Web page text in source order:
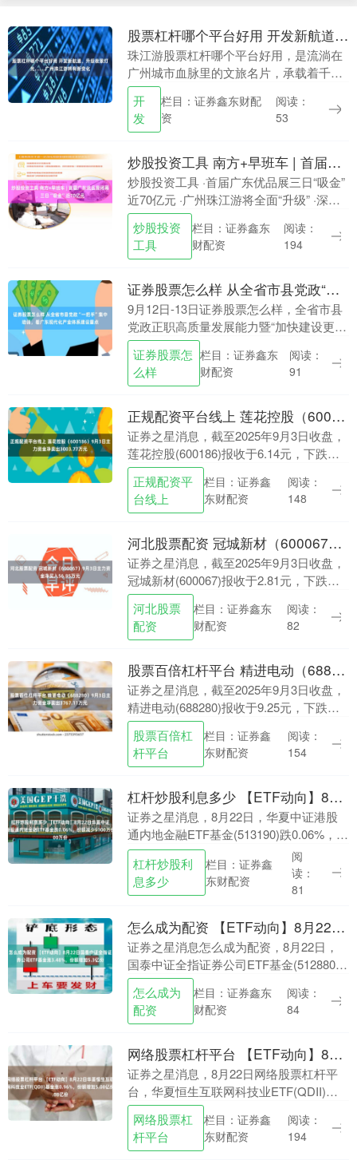
股票杠杆哪个平台好用 开发新航道、升级夜景灯光……广州珠江游将有新变化
珠江游股票杠杆哪个平台好用，是流淌在
广州城市血脉里的文旅名片，承载着千年
商都的烟火气与新时代的活力。为进一步
加强珠江游的顶层设计与制度保障，近
日，广州市通过《广....
开
发
栏目：证券鑫东财配
资
阅读：
53
炒股投资工具 南方+早班车 | 首届广东优品展闭幕，三日“吸金”近70亿元
炒股投资工具 ·首届广东优品展三日“吸金”
近70亿元 ·广州珠江游将全面“升级” ·深圳
地铁16号线二期本月底开通 ·西贝创始人
贾国龙道歉 ·中美在西班牙马德里....
炒股投资
工具
栏目：证券鑫东
财配资
阅读：
194
证券股票怎么样 从全省市县党政“一把手”集中培训，看广东现代化产业体系建设重点
9月12日-13日证券股票怎么样，全省市县
党政正职高质量发展能力暨“加快建设更具
国际竞争力的现代化产业体系”专题培训班
在广州举行。 这场培训的主题，直指广东
产业....
证券股票怎
么样
栏目：证券鑫东
财配资
阅读：
91
正规配资平台线上 莲花控股（600186）9月3日主力资金净卖出3003.77万元
证券之星消息，截至2025年9月3日收盘，
莲花控股(600186)报收于6.14元，下跌
3.76%，换手率4.2%，成交量75.02万手，
成交额4.69亿元。 ....
正规配资平
台线上
栏目：证券鑫
东财配资
阅读：
148
河北股票配资 冠城新材（600067）9月3日主力资金净买入56.95万元
证券之星消息，截至2025年9月3日收盘，
冠城新材(600067)报收于2.81元，下跌
3.77%，换手率1.65%，成交量22.98万
手，成交额6590.28....
河北股票
配资
栏目：证券鑫东
财配资
阅读：
82
股票百倍杠杆平台 精进电动（688280）9月3日主力资金净卖出3767.11万元
证券之星消息，截至2025年9月3日收盘，
精进电动(688280)报收于9.25元，下跌
3.75%，换手率5.18%，成交量26.99万
手，成交额2.52亿元。....
股票百倍杠
杆平台
栏目：证券鑫
东财配资
阅读：
154
杠杆炒股利息多少 【ETF动向】8月22日华夏中证港股通内地金融ETF基金跌0.06%，份额减少9100万份
证券之星消息，8月22日，华夏中证港股
通内地金融ETF基金(513190)跌0.06%，成
交额7.75亿元。当日份额减少了9100万份
杠杆炒股利息多少，最新份额....
杠杆炒股利
息多少
栏目：证券鑫
东财配资
阅
读：
81
怎么成为配资 【ETF动向】8月22日国泰中证全指证券公司ETF基金涨3.48%，份额增加5.3亿份
证券之星消息怎么成为配资，8月22日，
国泰中证全指证券公司ETF基金(512880)
涨3.48%，成交额51.25亿元。当日份额增
加了5.3亿份，最新份额为31....
怎么成为
配资
栏目：证券鑫东
财配资
阅读：
84
网络股票杠杆平台 【ETF动向】8月22日华夏恒生互联网科技业ETF(QDII)基金涨0.96%，份额增加5.08亿份
证券之星消息，8月22日网络股票杠杆平
台，华夏恒生互联网科技业ETF(QDII)基
金(513330)涨0.96%，成交额28.96亿元。
当日份额增加了5.08亿....
网络股票杠
杆平台
栏目：证券鑫
东财配资
阅读：
194